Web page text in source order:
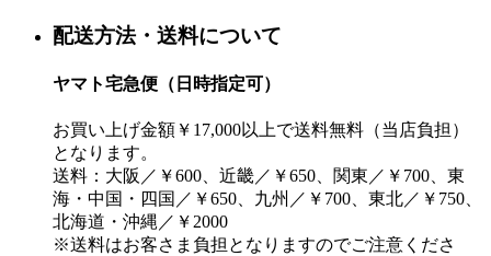
配送方法・送料について
ヤマト宅急便（日時指定可）
お買い上げ金額￥17,000以上で送料無料（当店負担）
となります。
送料：大阪／￥600、近畿／￥650、関東／￥700、東
海・中国・四国／￥650、九州／￥700、東北／￥750、
北海道・沖縄／￥2000
※送料はお客さま負担となりますのでご注意くださ